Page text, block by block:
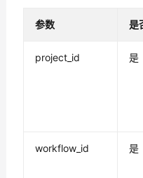
参数 是
project_id 是
workflow_id 是